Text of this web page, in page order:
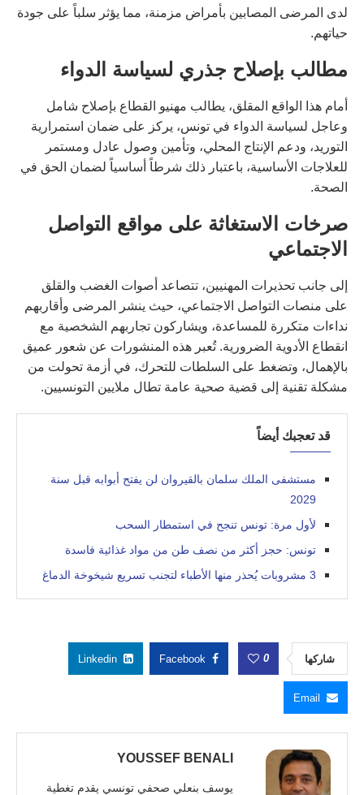
لدى المرضى المصابين بأمراض مزمنة، مما يؤثر سلباً على جودة
حياتهم.
مطالب بإصلاح جذري لسياسة الدواء
أمام هذا الواقع المقلق، يطالب مهنيو القطاع بإصلاح شامل
وعاجل لسياسة الدواء في تونس، يركز على ضمان استمرارية
التوريد، ودعم الإنتاج المحلي، وتأمين وصول عادل ومستمر
للعلاجات الأساسية، باعتبار ذلك شرطاً أساسياً لضمان الحق في
الصحة.
صرخات الاستغاثة على مواقع التواصل
الاجتماعي
إلى جانب تحذيرات المهنيين، تتصاعد أصوات الغضب والقلق
على منصات التواصل الاجتماعي، حيث ينشر المرضى وأقاربهم
نداءات متكررة للمساعدة، ويشاركون تجاربهم الشخصية مع
انقطاع الأدوية الضرورية. تُعبر هذه المنشورات عن شعور عميق
بالإهمال، وتضغط على السلطات للتحرك، في أزمة تحولت من
مشكلة تقنية إلى قضية صحية عامة تطال ملايين التونسيين.
قد تعجبك أيضاً
مستشفى الملك سلمان بالقيروان لن يفتح أبوابه قبل سنة
2029
لأول مرة: تونس تنجح في استمطار السحب
تونس: حجز أكثر من نصف طن من مواد غذائية فاسدة
3 مشروبات يُحذر منها الأطباء لتجنب تسريع شيخوخة الدماغ
شاركها 0
Facebook
Linkedin
Email
YOUSSEF BENALI
يوسف بنعلي صحفي تونسي يقدم تغطية